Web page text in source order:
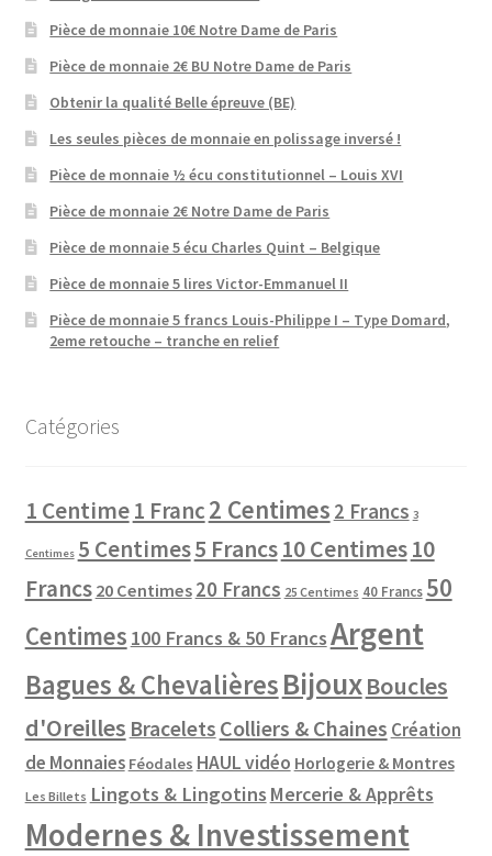
Pièce de monnaie 10€ Notre Dame de Paris
Pièce de monnaie 2€ BU Notre Dame de Paris
Obtenir la qualité Belle épreuve (BE)
Les seules pièces de monnaie en polissage inversé !
Pièce de monnaie ½ écu constitutionnel – Louis XVI
Pièce de monnaie 2€ Notre Dame de Paris
Pièce de monnaie 5 écu Charles Quint – Belgique
Pièce de monnaie 5 lires Victor-Emmanuel II
Pièce de monnaie 5 francs Louis-Philippe I – Type Domard,
2eme retouche – tranche en relief
Catégories
1 Centime1 Franc2 Centimes 2 Francs 3
Centimes 5 Centimes5 Francs10 Centimes10
Francs 20 Centimes 20 Francs 25 Centimes 40 Francs 50
Centimes 100 Francs & 50 FrancsArgent
Bagues & ChevalièresBijouxBoucles
d'Oreilles Bracelets Colliers & Chaines Création
de Monnaies Féodales HAUL vidéo Horlogerie & Montres
Les Billets Lingots & Lingotins Mercerie & Apprêts
Modernes & Investissement